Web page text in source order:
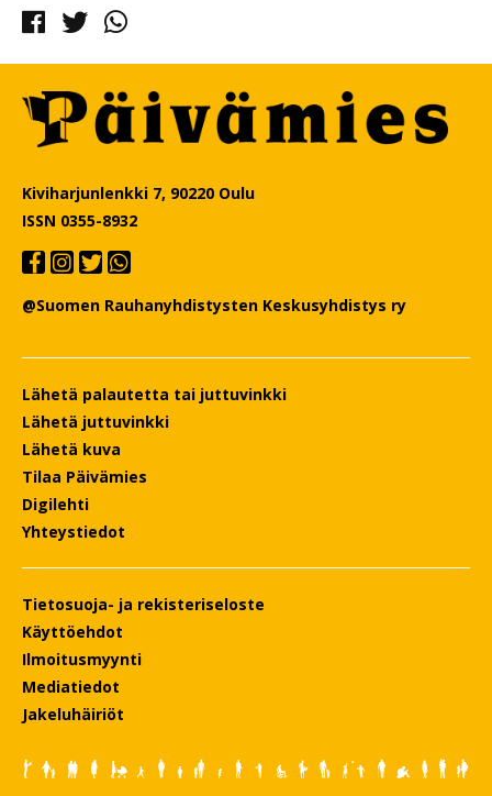
Facebook
TwitterWhatsapp
Kiviharjunlenkki 7, 90220 Oulu
ISSN 0355-8932
@Suomen Rauhanyhdistysten Keskusyhdistys ry
Lähetä palautetta tai juttuvinkki
Lähetä juttuvinkki
Lähetä kuva
Tilaa Päivämies
Digilehti
Yhteystiedot
Tietosuoja- ja rekisteriseloste
Käyttöehdot
Ilmoitusmyynti
Mediatiedot
Jakeluhäiriöt